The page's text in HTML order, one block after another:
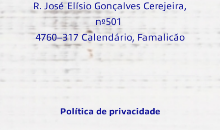
R. José Elísio Gonçalves Cerejeira,
nº501
4760–317 Calendário, Famalicão
Política de privacidade